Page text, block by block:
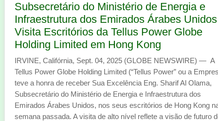
Subsecretário do Ministério de Energia e
Infraestrutura dos Emirados Árabes Unidos
Visita Escritórios da Tellus Power Globe
Holding Limited em Hong Kong
IRVINE, Califórnia, Sept. 04, 2025 (GLOBE NEWSWIRE) — A
Tellus Power Globe Holding Limited (“Tellus Power” ou a
teve a honra de receber Sua Excelência Eng. Sharif Al Olama,
Subsecretário do Ministério de Energia e Infraestrutura dos
Emirados Árabes Unidos, nos seus escritórios de Hong Kong
semana passada. A visita de alto nível reflete a visão de futuro